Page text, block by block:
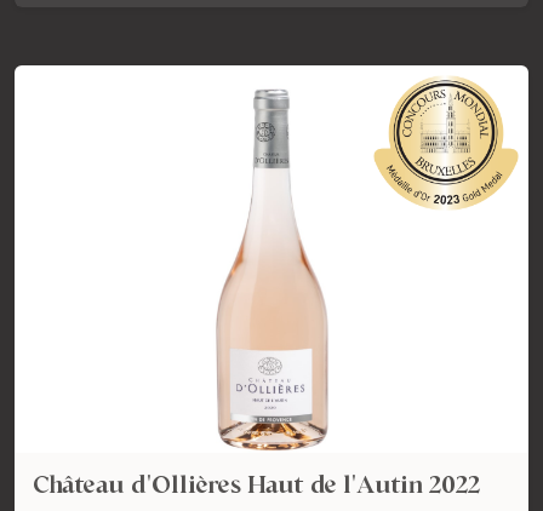
Château d'Ollières Haut de l'Autin 2022